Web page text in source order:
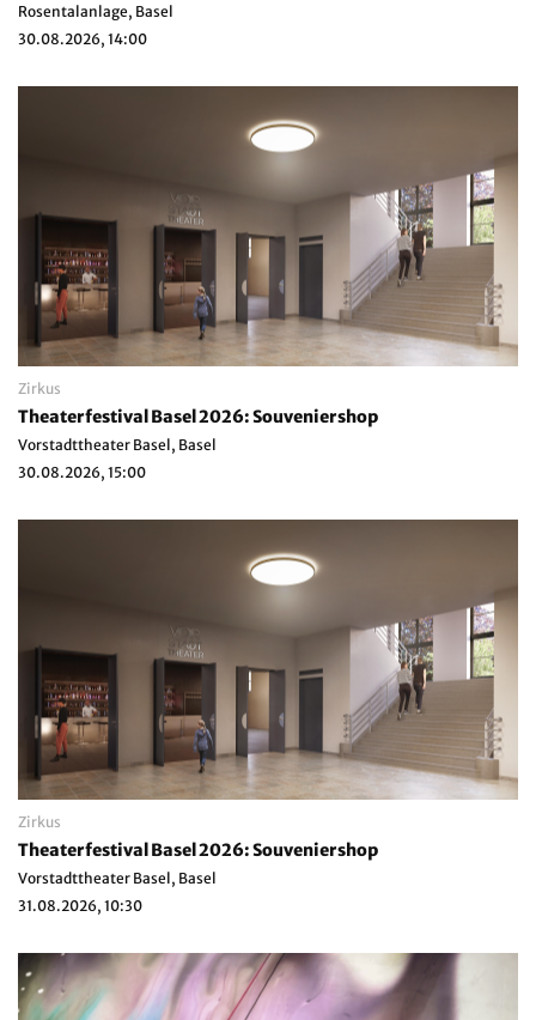
Rosentalanlage, Basel
30.08.2026, 14:00
Zirkus
Theaterfestival Basel 2026: Souveniershop
Vorstadttheater Basel, Basel
30.08.2026, 15:00
Zirkus
Theaterfestival Basel 2026: Souveniershop
Vorstadttheater Basel, Basel
31.08.2026, 10:30